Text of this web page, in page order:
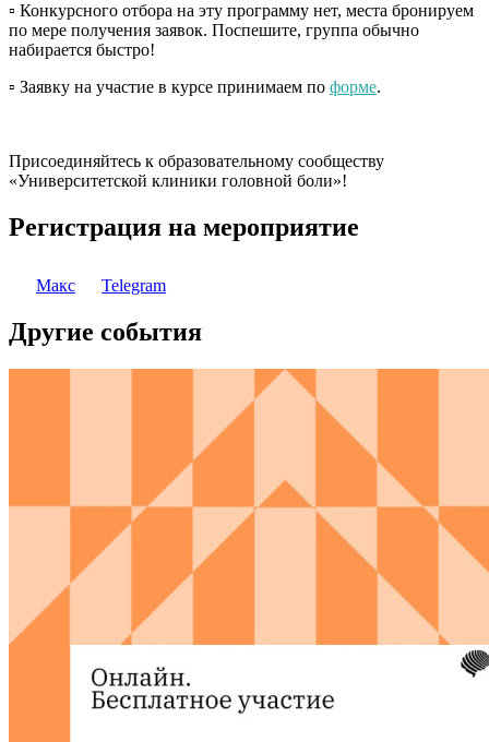
▫️ Конкурсного отбора на эту программу нет, места бронируем
по мере получения заявок. Поспешите, группа обычно
набирается быстро!
▫️ Заявку на участие в курсе принимаем по форме.
Присоединяйтесь к образовательному сообществу
«Университетской клиники головной боли»!
Регистрация на мероприятие
Макс Telegram
Другие события